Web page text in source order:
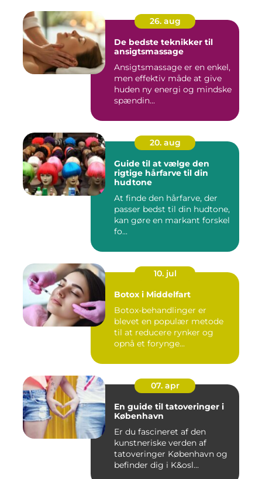
26. aug
De bedste teknikker til
ansigtsmassage
Ansigtsmassage er en enkel,
men effektiv måde at give
huden ny energi og mindske
spændin...
20. aug
Guide til at vælge den
rigtige hårfarve til din
hudtone
At finde den hårfarve, der
passer bedst til din hudtone,
kan gøre en markant forskel
fo...
10. jul
Botox i Middelfart
Botox-behandlinger er
blevet en populær metode
til at reducere rynker og
opnå et forynge...
07. apr
En guide til tatoveringer i
København
Er du fascineret af den
kunstneriske verden af
tatoveringer København og
befinder dig i K&osl...